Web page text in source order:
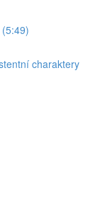
charaktery⁠⁠⁠⁠⁠⁠⁠⁠⁠⁠⁠⁠⁠⁠